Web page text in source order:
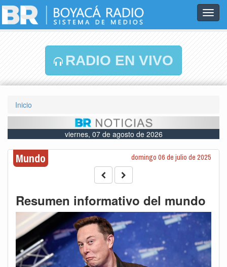
RADIO EN VIVO
Inicio
viernes, 07 de agosto de 2026
Mundo domingo 06 de julio de 2025
Resumen informativo del mundo